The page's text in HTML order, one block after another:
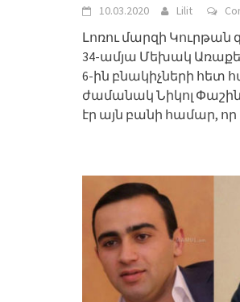
10.03.2020 Lilit
Լոռու մարզի Կուրթան
34-ամյա Մեխակ
6-ին բնակիչների հետ
ժամանակ Նիկոլ
էր այն բանի համար, որ